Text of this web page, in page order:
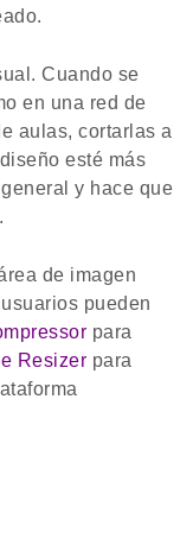
Cuando se
en una red de
aulas, cortarlas a
esté más
y hace que
de imagen
pueden
para
Resizer para